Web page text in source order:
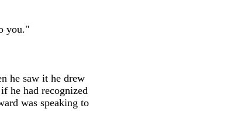
you."
he saw it he drew
he had recognized
was speaking to